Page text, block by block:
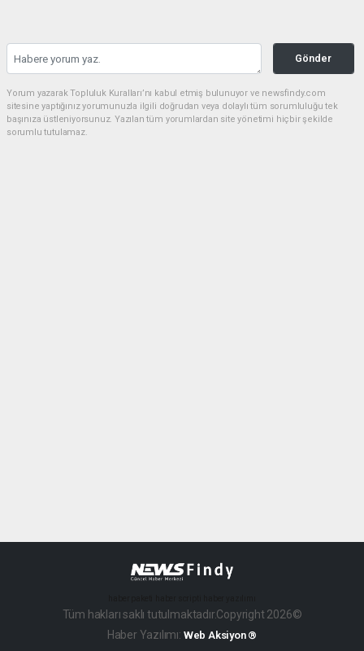
Gönder
Yorum yazarak Topluluk Kuralları’nı kabul etmiş bulunuyor ve newsfindy.com
sitesine yaptığınız yorumunuzla ilgili doğrudan veya dolaylı tüm sorumluluğu tek
başınıza üstleniyorsunuz. Yazılan tüm yorumlardan site yönetimi hiçbir şekilde
sorumlu tutulamaz.
Tüm hakları saklı tutulmaktadır.Copyright 2026©
Haber Yazılımı: Web Aksiyon ®